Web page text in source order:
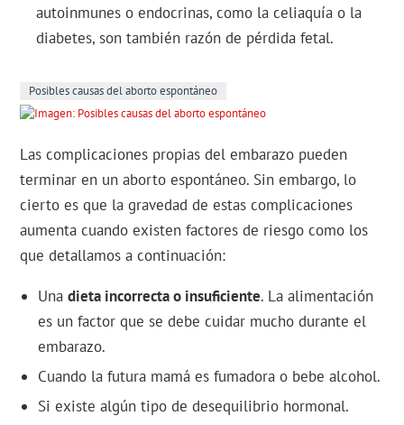
autoinmunes o endocrinas, como la celiaquía o la
diabetes, son también razón de pérdida fetal.
Posibles causas del aborto espontáneo
Las complicaciones propias del embarazo pueden
terminar en un aborto espontáneo. Sin embargo, lo
cierto es que la gravedad de estas complicaciones
aumenta cuando existen factores de riesgo como los
que detallamos a continuación:
Unadieta incorrecta o insuficiente. La alimentación
es un factor que se debe cuidar mucho durante el
embarazo.
Cuando la futura mamá es fumadora o bebe alcohol.
Si existe algún tipo de desequilibrio hormonal.